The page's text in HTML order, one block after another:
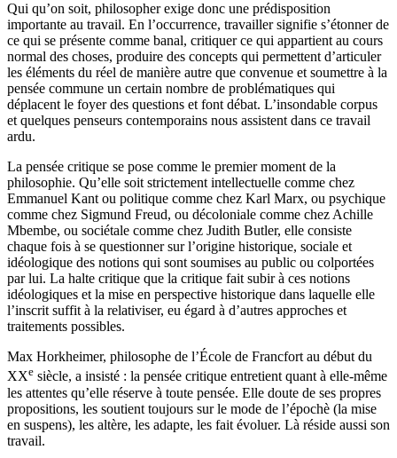
Qui qu’on soit, philosopher exige donc une prédisposition
importante au travail. En l’occurrence, travailler signifie s’étonner de
ce qui se présente comme banal, critiquer ce qui appartient au cours
normal des choses, produire des concepts qui permettent d’articuler
les éléments du réel de manière autre que convenue et soumettre à la
pensée commune un certain nombre de problématiques qui
déplacent le foyer des questions et font débat. L’insondable corpus
et quelques penseurs contemporains nous assistent dans ce travail
ardu.
La pensée critique se pose comme le premier moment de la
philosophie. Qu’elle soit strictement intellectuelle comme chez
Emmanuel Kant ou politique comme chez Karl Marx, ou psychique
comme chez Sigmund Freud, ou décoloniale comme chez Achille
Mbembe, ou sociétale comme chez Judith Butler, elle consiste
chaque fois à se questionner sur l’origine historique, sociale et
idéologique des notions qui sont soumises au public ou colportées
par lui. La halte critique que la critique fait subir à ces notions
idéologiques et la mise en perspective historique dans laquelle elle
l’inscrit suffit à la relativiser, eu égard à d’autres approches et
traitements possibles.
Max Horkheimer, philosophe de l’École de Francfort au début du
XXe siècle, a insisté : la pensée critique entretient quant à elle-même
les attentes qu’elle réserve à toute pensée. Elle doute de ses propres
propositions, les soutient toujours sur le mode de l’épochè (la mise
en suspens), les altère, les adapte, les fait évoluer. Là réside aussi son
travail.